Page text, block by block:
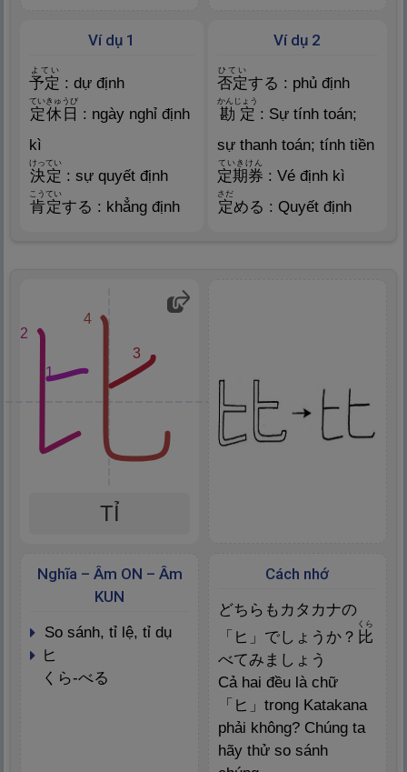
Ví dụ 1
予定
よてい
: dự định
定休 日
ていきゅうび
: ngày nghỉ định
kì
決定
けってい
: sự quyết định
肯定
こうてい
する : khẳng định
Ví dụ 2
否定
ひてい
する : phủ định
勘 定
かんじょう
: Sự tính toán;
sự thanh toán; tính tiền
定期券
ていきけん
: Vé định kì
定
さだ
める : Quyết định
1
2
3
4
TỈ
Cách nhớ
どちらもカタカナの
「ヒ」でしょうか？ 比
くら
べてみましょう
Cả hai đều là chữ
「ヒ」trong Katakana
phải không? Chúng ta
hãy thử so sánh
Nghĩa – Âm ON – Âm
KUN
so sánh, tỉ lệ, tỉ dụ
ヒ
くら-べる